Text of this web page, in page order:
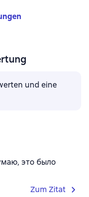
und eine
это было
Zum Zitat